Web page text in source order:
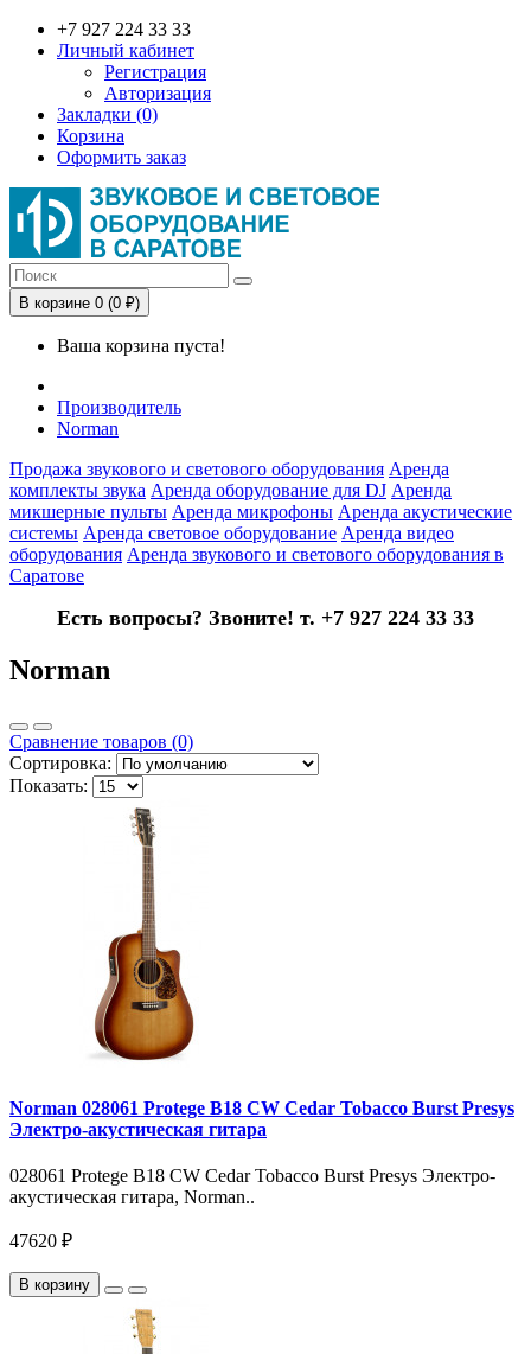
+7 927 224 33 33
Личный кабинет
Регистрация
Авторизация
Закладки (0)
Корзина
Оформить заказ
В корзине 0 (0 ₽)
Ваша корзина пуста!
Производитель
Norman
Продажа звукового и светового оборудования Аренда
комплекты звука Аренда оборудование для DJ Аренда
микшерные пульты Аренда микрофоны Аренда акустические
системы Аренда световое оборудование Аренда видео
оборудования Аренда звукового и светового оборудования в
Саратове
Есть вопросы? Звоните! т. +7 927 224 33 33
Norman
Сравнение товаров (0)
Сортировка:
Показать:
Norman 028061 Protege B18 CW Cedar Tobacco Burst Presys
Электро-акустическая гитара
028061 Protege B18 CW Cedar Tobacco Burst Presys Электро-
акустическая гитара, Norman..
47620 ₽
В корзину